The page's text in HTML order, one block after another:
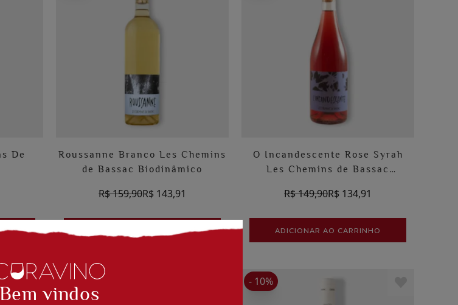
Bem vindos
De
Roussanne Branco Les Chemins
de Bassac Biodinâmico
R$ 159,90R$ 143,91
ADICIONAR AO CARRINHO
O Incandescente Rose Syrah
Les Chemins de Bassac
R$ 149,90R$ 134,91
ADICIONAR AO CARRINHO
- 10% - 10%